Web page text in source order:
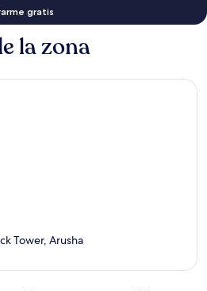
gratis
la zona
Tower, Arusha